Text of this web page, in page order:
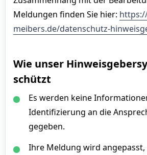
Meldungen finden Sie hier:
meibers.de/datenschutz-
Wie unser
schützt
Es werden keine
Identifizierung an die
gegeben.
Ihre Meldung wird angepasst,